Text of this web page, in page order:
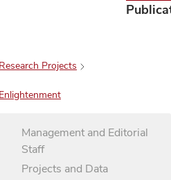
Projects
Management and Editorial
Staff
Projects and Data